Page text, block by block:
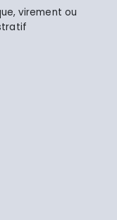
virement ou